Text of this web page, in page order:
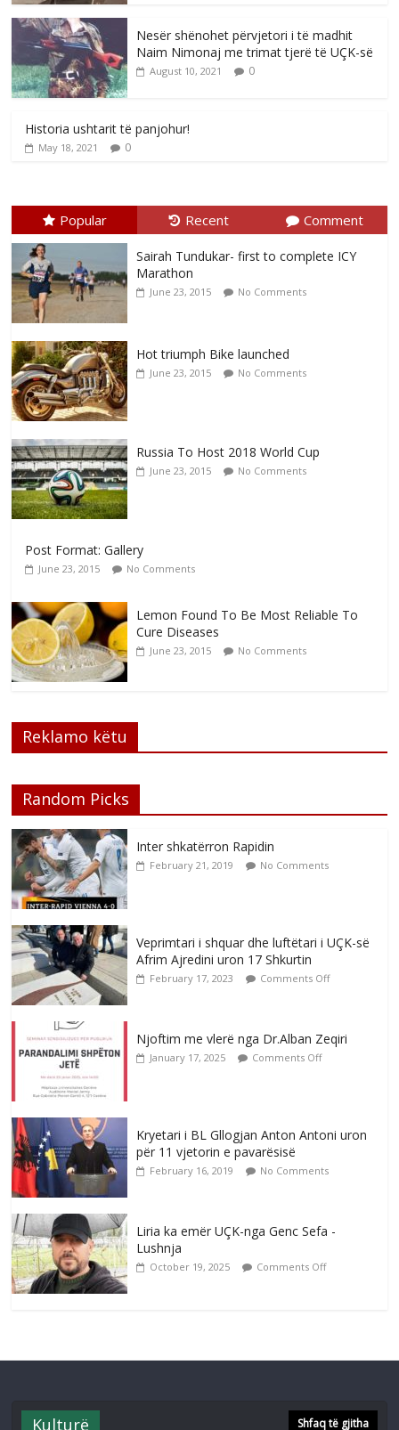
Nesër shënohet përvjetori i të madhit
Naim Nimonaj me trimat tjerë të UÇK-së
August 10, 2021 0
Historia ushtarit të panjohur!
May 18, 2021 0
Popular Recent Comment
Sairah Tundukar- first to complete ICY
Marathon
June 23, 2015 No Comments
Hot triumph Bike launched
June 23, 2015 No Comments
Russia To Host 2018 World Cup
June 23, 2015 No Comments
Post Format: Gallery
June 23, 2015 No Comments
Lemon Found To Be Most Reliable To
Cure Diseases
June 23, 2015 No Comments
Reklamo këtu
Random Picks
Inter shkatërron Rapidin
February 21, 2019 No Comments
Veprimtari i shquar dhe luftëtari i UÇK-së
Afrim Ajredini uron 17 Shkurtin
February 17, 2023 Comments Off
Njoftim me vlerë nga Dr.Alban Zeqiri
January 17, 2025 Comments Off
Kryetari i BL Gllogjan Anton Antoni uron
për 11 vjetorin e pavarësisë
February 16, 2019 No Comments
Liria ka emër UÇK-nga Genc Sefa -
Lushnja
October 19, 2025 Comments Off
Kulturë Shfaq të gjitha